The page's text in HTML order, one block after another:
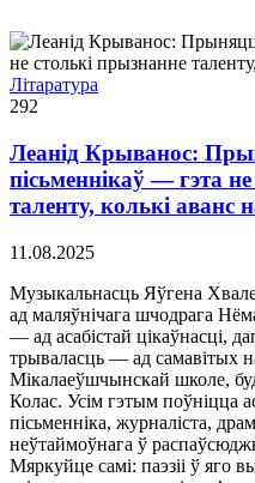
Літаратура
292
Леанід Крыванос:
пісьменнікаў — гэта
таленту, колькі аванс
11.08.2025
Музыкальнасць Яўгена
ад маляўнічага шчодрага
— ад асабістай цікаўнасці,
трываласць — ад самавітых
Мікалаеўшчынскай школе,
Колас. Усім гэтым поўніцца
пісьменніка, журналіста,
неўтаймоўнага ў
Мяркуйце самі: паэзіі ў яго